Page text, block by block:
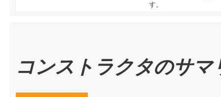
す。
コンストラクタのサマ